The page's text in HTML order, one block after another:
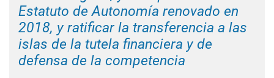
Estatuto de Autonomía renovado en
2018, y ratificar la transferencia a las
islas de la tutela financiera y de
defensa de la competencia